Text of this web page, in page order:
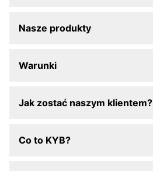
Nasze produkty
Warunki
Jak zostać naszym klientem?
Co to KYB?